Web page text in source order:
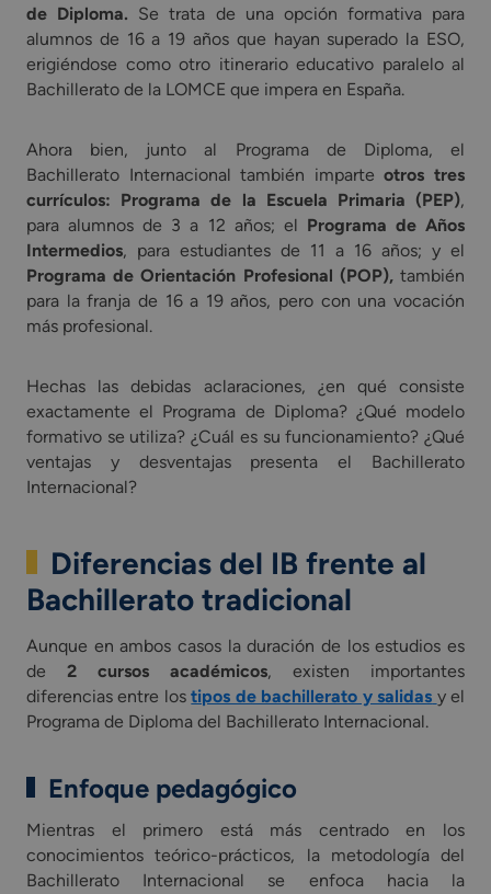
de Diploma. Se trata de una opción formativa para
alumnos de 16 a 19 años que hayan superado la ESO,
erigiéndose como otro itinerario educativo paralelo al
Bachillerato de la LOMCE que impera en España.
Ahora bien, junto al Programa de Diploma, el
Bachillerato Internacional también imparteotros tres
currículos: Programa de la Escuela Primaria (PEP),
para alumnos de 3 a 12 años; el Programa de Años
Intermedios, para estudiantes de 11 a 16 años; y el
Programa de Orientación Profesional (POP),también
para la franja de 16 a 19 años, pero con una vocación
más profesional.
Hechas las debidas aclaraciones, ¿en qué consiste
exactamente el Programa de Diploma? ¿Qué modelo
formativo se utiliza? ¿Cuál es su funcionamiento? ¿Qué
ventajas y desventajas presenta el Bachillerato
Internacional?
Diferencias del IB frente al
Bachillerato tradicional
Aunque en ambos casos la duración de los estudios es
de 2 cursos académicos, existen importantes
diferencias entre lostipos de bachillerato y salidas y el
Programa de Diploma del Bachillerato Internacional.
Enfoque pedagógico
Mientras el primero está más centrado en los
conocimientos teórico-prácticos, la metodología del
Bachillerato Internacional se enfoca hacia la